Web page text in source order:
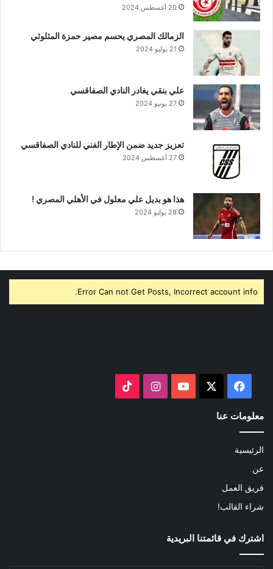
20 أغسطس 2024
الزمالك المصري يحسم مصير حمزة المثلوثي
21 يوليو 2024
علي بنقي يغادر النادي الصفاقسي
27 يونيو 2024
تعزيز جديد ضمن الإطار الفني للنادي الصفاقسي
27 أغسطس 2024
هذا هو بديل علي معلول في الأهلي المصري !
28 يوليو 2024
Error Can not Get Posts, Incorrect account info.
فيسبوك ‫YouTubeانستقرام
معلومات عنا
الرئيسية
عن
فريق العمل
شراء القالب!
اشترك في قائمتنا البريدية